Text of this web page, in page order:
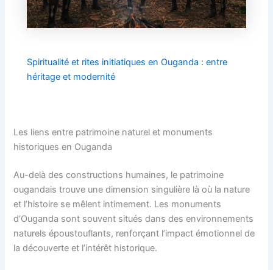
Spiritualité et rites initiatiques en Ouganda : entre
héritage et modernité
Les liens entre patrimoine naturel et monuments
historiques en Ouganda
Au-delà des constructions humaines, le patrimoine
ougandais trouve une dimension singulière là où la nature
et l’histoire se mêlent intimement. Les monuments
d’Ouganda sont souvent situés dans des environnements
naturels époustouflants, renforçant l’impact émotionnel de
la découverte et l’intérêt historique.